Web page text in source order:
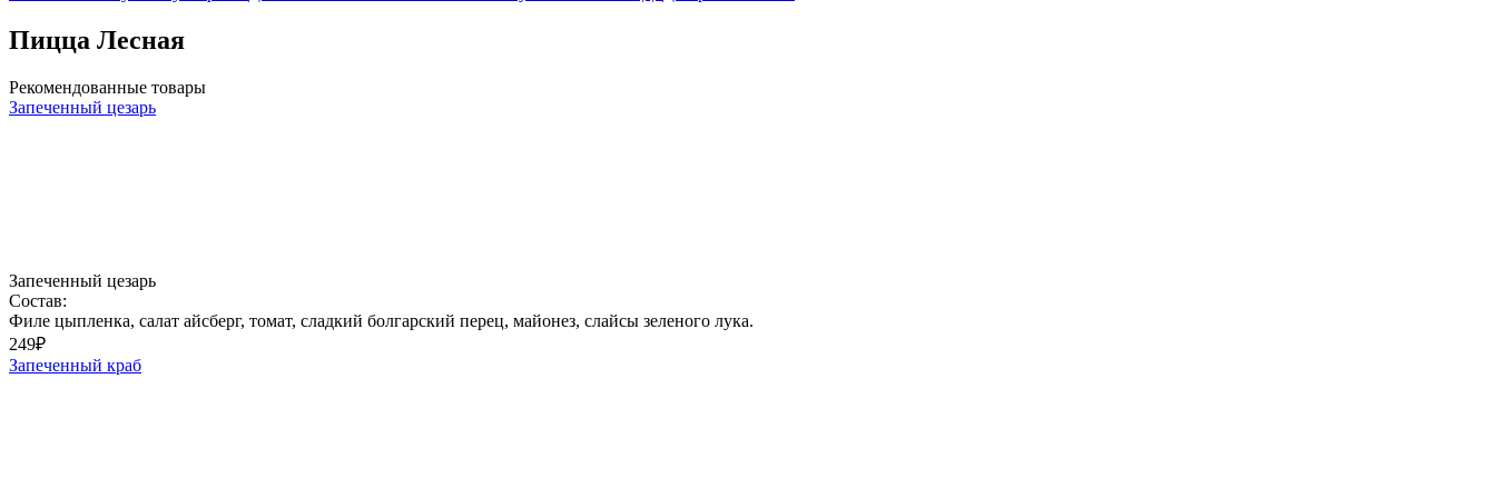
Пицца Лесная
Рекомендованные товары
Запеченный цезарь
Запеченный цезарь
Состав:
Филе цыпленка, салат айсберг, томат, сладкий болгарский перец, майонез, слайсы зеленого лука.
249₽
Запеченный краб